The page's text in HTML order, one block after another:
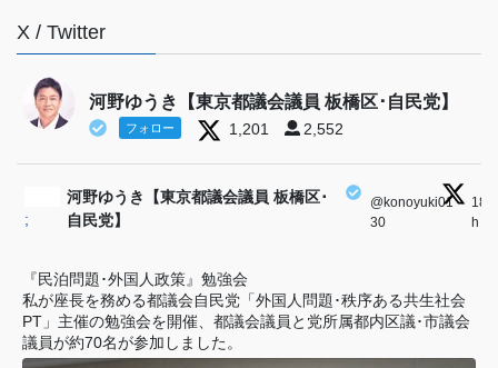
X / Twitter
河野ゆうき【東京都議会議員 板橋区･自民党】
フォロー 1,201 2,552
;
河野ゆうき【東京都議会議員 板橋区･
自民党】
@konoyuki01
30
· 18
h
『民泊問題･外国人政策』勉強会
私が座長を務める都議会自民党「外国人問題･秩序ある共生社会
PT」主催の勉強会を開催、都議会議員と党所属都内区議･市議会
議員が約70名が参加しました。